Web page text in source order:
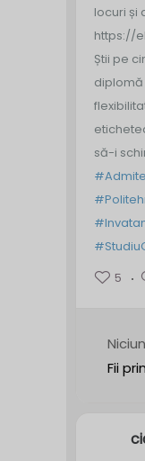
locuri și
https://
Știi pe
să-i
5
Fii